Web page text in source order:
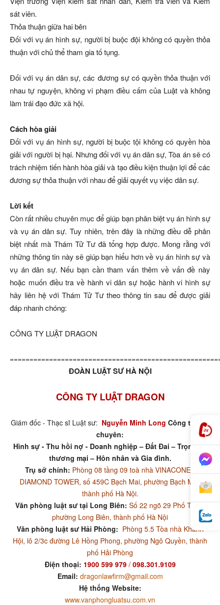
sát viên.
Thỏa thuận giữa hai bên
Đối với vụ án hình sự, người bị buộc đội không có quyền thỏa
thuận với chủ thể tham gia tố tụng.
Đối với vụ án dân sự, các đương sự có quyền thỏa thuận với
nhau tự nguyện, không vi phạm điều cấm của Luật và không
làm trái đạo đức xã hội.
Cách hòa giải
Đối với vụ án hình sự, người bị buộc tội không có quyền hòa
giải với người bị hại. Nhưng đối với vụ án dân sự, Tòa án sẽ có
trách nhiệm tiến hành hòa giải và tạo điều kiện thuận lợi để các
đương sự thỏa thuận với nhau để giải quyết vụ việc dân sự.
Lời kết
Còn rất nhiều chuyên mục để giúp bạn phân biệt vụ án hình sự
và vụ án dân sự. Tuy nhiên, trên đây là những điều dễ phân
biệt nhất mà Thám Tử Tư đã tổng hợp được. Mong rằng với
những thông tin này sẽ giúp bạn hiểu hơn về vụ án hình sự và
vụ án dân sự. Nếu bạn cần tham vấn thêm về vấn đề này
hoặc muốn điều tra về hành vi dân sự hoặc hành vi hình sự
hãy liên hệ với Thám Tử Tư theo thông tin sau để được giải
đáp nhanh chóng:
CÔNG TY LUẬT DRAGON
ĐOÀN LUẬT SƯ HÀ NỘI
CÔNG TY LUẬT DRAGON
Giám đốc - Thạc sĩ Luật sư: Nguyễn Minh Long Công ty luật
chuyên:
Hình sự - Thu hồi nợ - Doanh nghiệp – Đất Đai – Trọng tài
thương mại – Hôn nhân và Gia đình.
Trụ sở chính: Phòng 08 tầng 09 toà nhà VINACONEX
DIAMOND TOWER, số 459C Bạch Mai, phường Bạch Mai,
thành phố Hà Nội.
Văn phòng luật sư tại Long Biên: Số 22 ngõ 29 Phố Trạm,
phường Long Biên, thành phố Hà Nội
Văn phòng luật sư Hải Phòng: Phòng 5.5 Tòa nhà Khánh
Hội, lô 2/3c đường Lê Hồng Phong, phường Ngô Quyền, thành
phố Hải Phòng
Điện thoại: 1900 599 979/ 098.301.9109
Email: dragonlawfirm@gmail.com
Hệ thống Website:
www.vanphongluatsu.com.vn